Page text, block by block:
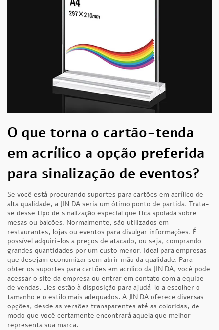
O que torna o cartão-tenda
em acrílico a opção preferida
para sinalização de eventos?
Se você está procurando suportes para cartões em acrílico de
alta qualidade, a JIN DA seria um ótimo ponto de partida. Trata-
se desse tipo de sinalização especial que fica apoiada sobre
mesas ou balcões. Normalmente, são utilizados em
restaurantes, lojas ou eventos para divulgar informações. É
possível adquiri-los a preços de atacado, ou seja, comprando
grandes quantidades por um custo menor. Ideal para empresas
que desejam economizar sem abrir mão da qualidade. Para
obter os suportes para cartões em acrílico da JIN DA, você pode
acessar o site da empresa ou entrar em contato com a equipe
de vendas. Eles estão à disposição para ajudá-lo a escolher o
tamanho e o estilo mais adequados. A JIN DA oferece diversas
opções, desde as versões transparentes até as coloridas, de
modo que você certamente encontrará aquela que melhor
representa sua marca.